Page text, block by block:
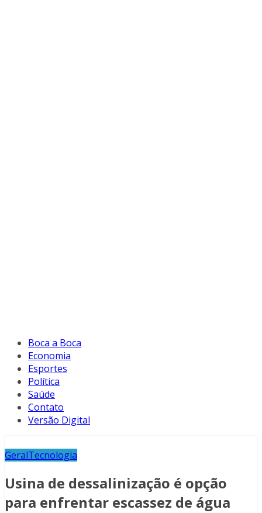
Boca a Boca
Economia
Esportes
Política
Saúde
Contato
Versão Digital
GeralTecnologia
Usina de dessalinização é opção
para enfrentar escassez de água